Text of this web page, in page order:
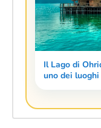
Il Lago di
uno dei